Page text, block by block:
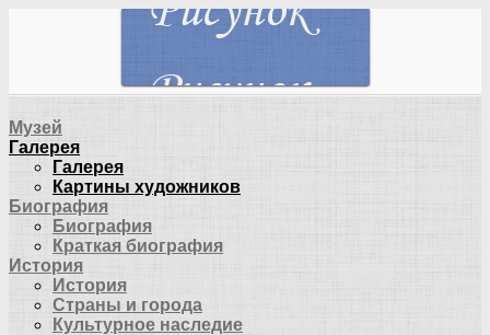
Музей
Галерея
Галерея
Картины художников
Биография
Биография
Краткая биография
История
История
Страны и города
Культурное наследие